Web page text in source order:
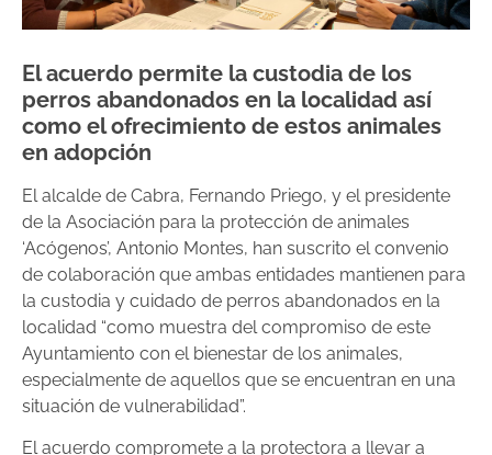
El acuerdo permite la custodia de los
perros abandonados en la localidad así
como el ofrecimiento de estos animales
en adopción
El alcalde de Cabra, Fernando Priego, y el presidente
de la Asociación para la protección de animales
‘Acógenos’, Antonio Montes, han suscrito el convenio
de colaboración que ambas entidades mantienen para
la custodia y cuidado de perros abandonados en la
localidad “como muestra del compromiso de este
Ayuntamiento con el bienestar de los animales,
especialmente de aquellos que se encuentran en una
situación de vulnerabilidad”.
El acuerdo compromete a la protectora a llevar a